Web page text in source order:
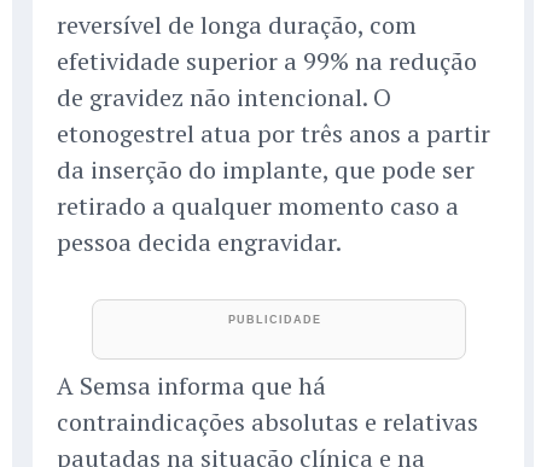
reversível de longa duração, com
efetividade superior a 99% na redução
de gravidez não intencional. O
etonogestrel atua por três anos a partir
da inserção do implante, que pode ser
retirado a qualquer momento caso a
pessoa decida engravidar.
A Semsa informa que há
contraindicações absolutas e relativas
pautadas na situação clínica e na